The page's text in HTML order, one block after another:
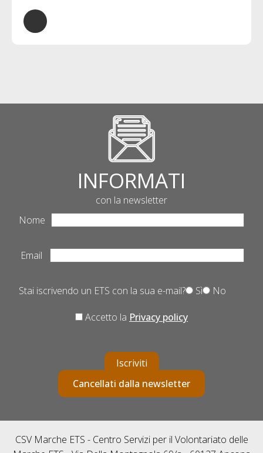
INFORMATI
con la newsletter
Nome
Email
Stai iscrivendo un ETS con la sua e-mail? Sì No
Accetto la Privacy policy
Iscriviti
Cancellati dalla newsletter
CSV Marche ETS - Centro Servizi per il Volontariato delle